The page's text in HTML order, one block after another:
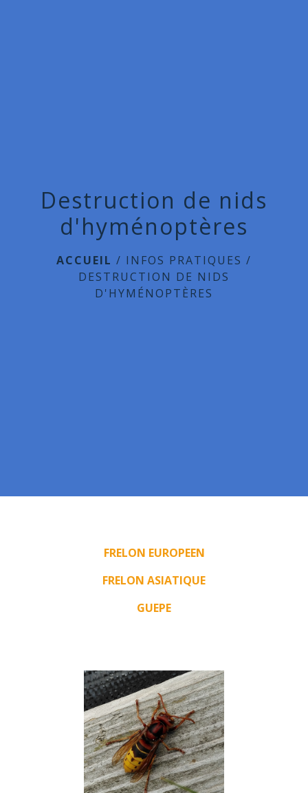
Destruction de nids
d'hyménoptères
ACCUEIL / INFOS PRATIQUES /
DESTRUCTION DE NIDS
D'HYMÉNOPTÈRES
FRELON EUROPEEN
FRELON ASIATIQUE
GUEPE